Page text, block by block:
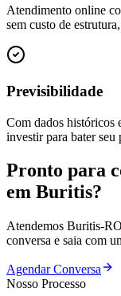
Atendimento online
sem custo de
Previsibilidade
Com dados históricos
investir para bater
Pronto para
em Buritis?
Atendemos Buritis-RO
conversa e saia com
Agendar Conversa
Nosso Processo